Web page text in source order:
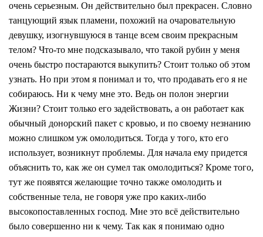
очень серьезным. Он действительно был прекрасен. Словно
танцующий язык пламени, похожий на очаровательную
девушку, изогнувшуюся в танце всем своим прекрасным
телом? Что-то мне подсказывало, что такой рубин у меня
очень быстро постараются выкупить? Стоит только об этом
узнать. Но при этом я понимал и то, что продавать его я не
собираюсь. Ни к чему мне это. Ведь он полон энергии
Жизни? Стоит только его задействовать, а он работает как
обычный донорский пакет с кровью, и по своему незнанию
можно слишком уж омолодиться. Тогда у того, кто его
использует, возникнут проблемы. Для начала ему придется
объяснить то, как же он сумел так омолодиться? Кроме того,
тут же появятся желающие точно также омолодить и
собственные тела, не говоря уже про каких-либо
высокопоставленных господ. Мне это всё действительно
было совершенно ни к чему. Так как я понимаю одно